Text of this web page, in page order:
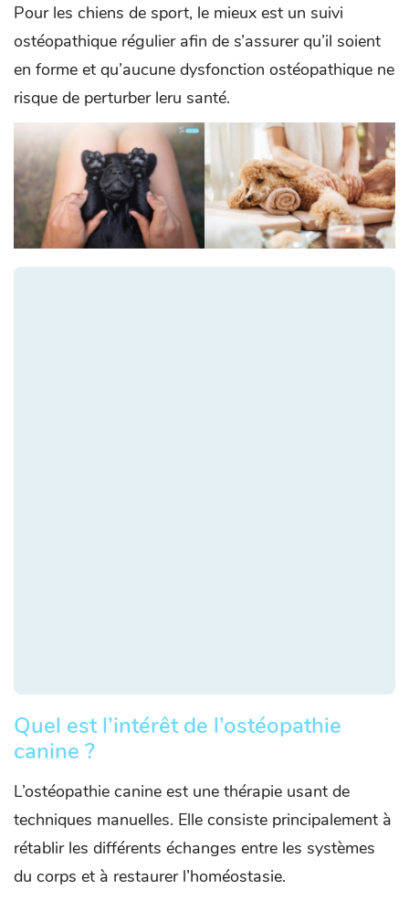
Pour les chiens de sport, le mieux est un suivi
ostéopathique régulier afin de s’assurer qu’il soient
en forme et qu’aucune dysfonction ostéopathique ne
risque de perturber leru santé.
Quel est l’intérêt de l’ostéopathie
canine ?
L’ostéopathie canine est une thérapie usant de
techniques manuelles. Elle consiste principalement à
rétablir les différents échanges entre les systèmes
du corps et à restaurer l’homéostasie.